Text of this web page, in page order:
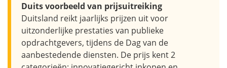
Duits voorbeeld van prijsuitreiking
Duitsland reikt jaarlijks prijzen uit voor
uitzonderlijke prestaties van publieke
opdrachtgevers, tijdens de Dag van de
aanbestedende diensten. De prijs kent 2